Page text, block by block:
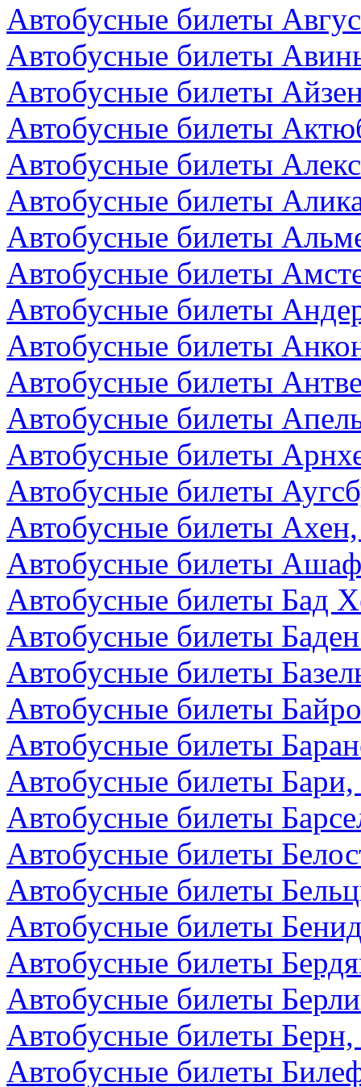
Автобусные билеты
Автобусные билеты
Автобусные билеты
Автобусные билеты
Автобусные билеты
Автобусные билеты
Автобусные билеты
Автобусные билеты
Автобусные билеты
Автобусные билеты
Автобусные билеты
Автобусные билеты
Автобусные билеты
Автобусные билеты
Автобусные билеты
Автобусные билеты
Автобусные билеты Бад
Автобусные билеты
Автобусные билеты
Автобусные билеты
Автобусные билеты
Автобусные билеты
Автобусные билеты
Автобусные билеты
Автобусные билеты
Автобусные билеты
Автобусные билеты
Автобусные билеты
Автобусные билеты
Автобусные билеты